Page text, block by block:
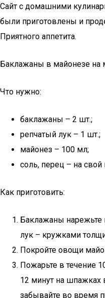
Сайт с домашними
были приготовлены и
Приятного аппетита.
Баклажаны в майонезе на
Что нужно:
баклажаны – 2 шт.;
репчатый лук – 1 шт.;
майонез – 100 мл;
соль, перец – на свой
Как приготовить:
Баклажаны
лук – кружками
Покройте овощи
Пожарьте в течение
12 минут на
забывайте во время